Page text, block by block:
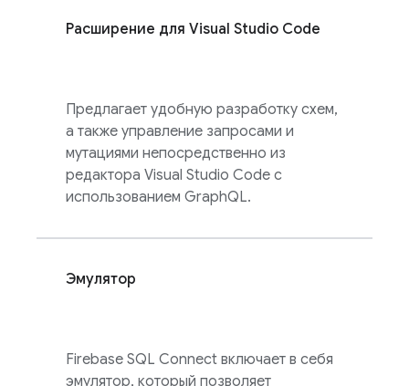
Расширение для Visual Studio Code
Предлагает удобную разработку схем,
а также управление запросами и
мутациями непосредственно из
редактора Visual Studio Code с
использованием GraphQL.
Эмулятор
Firebase SQL Connect включает в себя
эмулятор, который позволяет